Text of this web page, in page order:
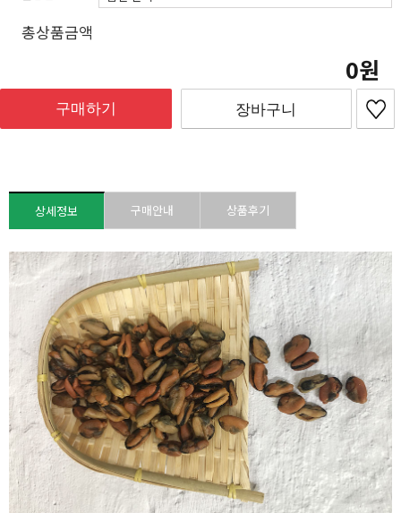
총상품금액
0
구매하기 장바구니
상세정보 구매안내 상품후기